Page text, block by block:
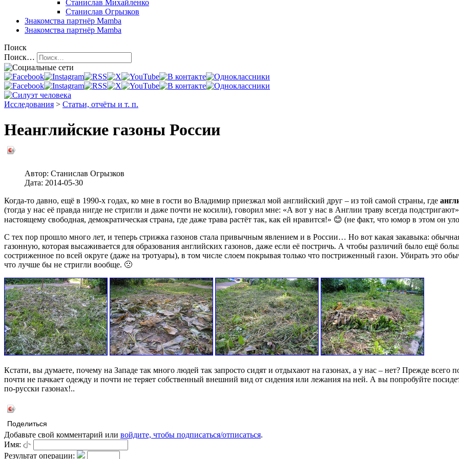
Станислав Михайленко
Станислав Огрызков
Знакомства партнёр Mamba
Знакомства партнёр Mamba
Поиск
Поиск…
Исследования > Статьи, отчёты и т. п.
Неанглийские газоны России
Автор: Станислав Огрызков
Дата: 2014-05-30
Когда-то давно, ещё в 1990-х годах, ко мне в гости во Владимир приезжал мой английский друг – из той самой страны, где
(тогда у нас её правда нигде не стригли и даже почти не косили), говорил мне: «А вот у нас в Англии траву всегда
настоящему свободная, демократическая страна, где даже трава растёт так, как ей нравится!» 😊 (не факт, что юмор в этом он
С тех пор прошло много лет, и теперь стрижка газонов стала привычным явлением и в России… Но вот какая закавыка:
газонную, которая высаживается для образования английских газонов, даже если её постричь. А чтобы различий было ещё
состриженное по всей округе (даже на тротуары), в том числе слоем покрывая только что постриженный газон. Убирать это
что лучше бы не стригли вообще. 🙁
Кстати, вы думаете, почему на Западе так много людей так запросто сидят и отдыхают на газонах, а у нас – нет? Прежде всего
почти не пачкает одежду и почти не теряет собственный внешний вид от сидения или лежания на ней. А вы попробуйте
по-русски газонах!..
Поделиться
Добавьте свой комментарий или войдите, чтобы подписаться/отписаться.
Имя:
Результат операции: